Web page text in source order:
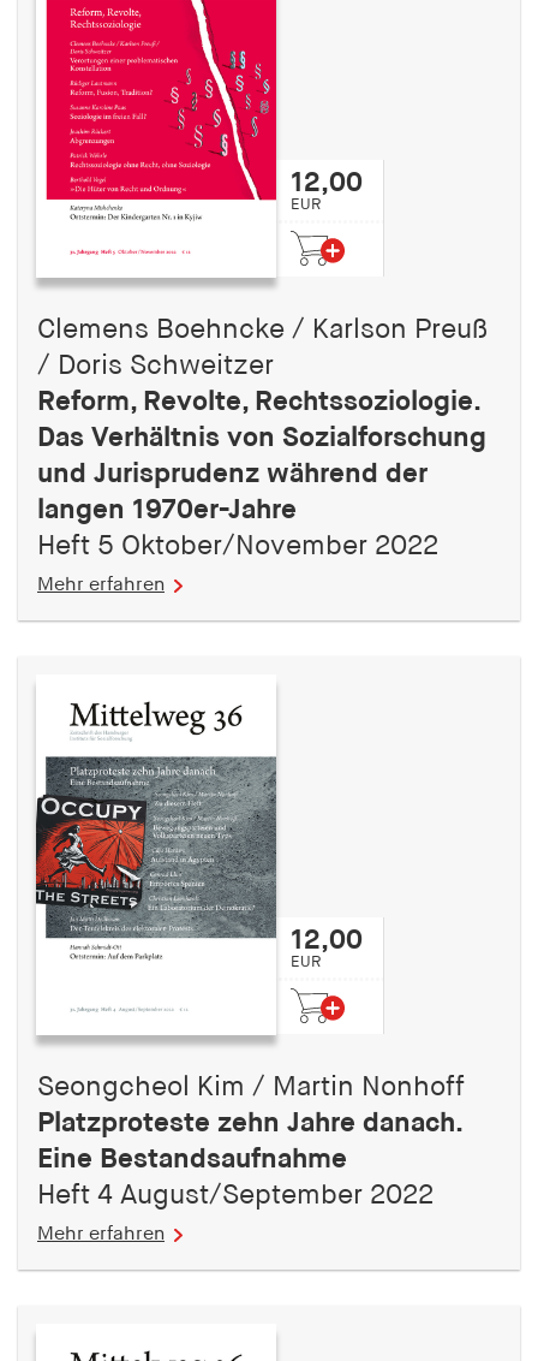
12,00
EUR
Clemens Boehncke / Karlson Preuß
/ Doris Schweitzer
Reform, Revolte, Rechtssoziologie.
Das Verhältnis von Sozialforschung
und Jurisprudenz während der
langen 1970er-Jahre
Heft 5 Oktober/November 2022
Mehr erfahren
12,00
EUR
Seongcheol Kim / Martin Nonhoff
Platzproteste zehn Jahre danach.
Eine Bestandsaufnahme
Heft 4 August/September 2022
Mehr erfahren